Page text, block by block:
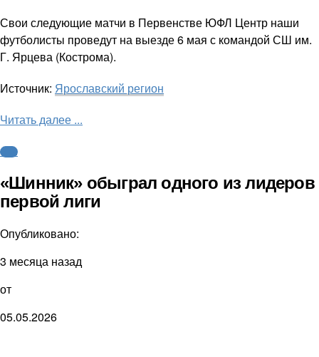
Свои следующие матчи в Первенстве ЮФЛ Центр наши
футболисты проведут на выезде 6 мая с командой СШ им.
Г. Ярцева (Кострома).
Источник: Ярославский регион
Читать далее ...
ФНЛ
«Шинник» обыграл одного из лидеров
первой лиги
Опубликовано:
3 месяца назад
от
05.05.2026